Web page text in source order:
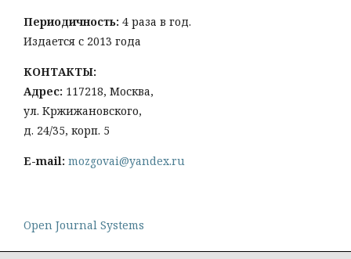
Периодичность: 4 раза в год.
Издается с 2013 года
КОНТАКТЫ:
Адрес: 117218, Москва,
ул. Кржижановского,
д. 24/35, корп. 5
E-mail: mozgovai@yandex.ru
Open Journal Systems